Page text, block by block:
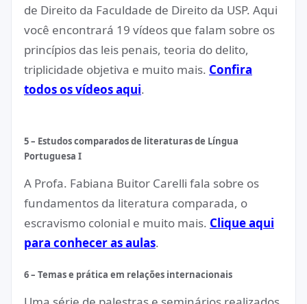
de Direito da Faculdade de Direito da USP. Aqui
você encontrará 19 vídeos que falam sobre os
princípios das leis penais, teoria do delito,
triplicidade objetiva e muito mais. Confira
todos os vídeos aqui.
5 – Estudos comparados de literaturas de Língua
Portuguesa I
A Profa. Fabiana Buitor Carelli fala sobre os
fundamentos da literatura comparada, o
escravismo colonial e muito mais. Clique aqui
para conhecer as aulas.
6 – Temas e prática em relações internacionais